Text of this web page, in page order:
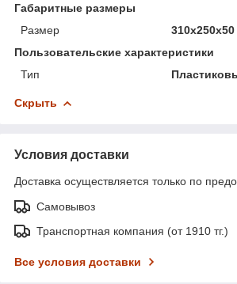
Габаритные размеры
Размер
Пользовательские характеристики
Тип
Скрыть
Условия доставки
Доставка осуществляется только по
Самовывоз
Транспортная компания (от 1910 тг.)
Все условия доставки